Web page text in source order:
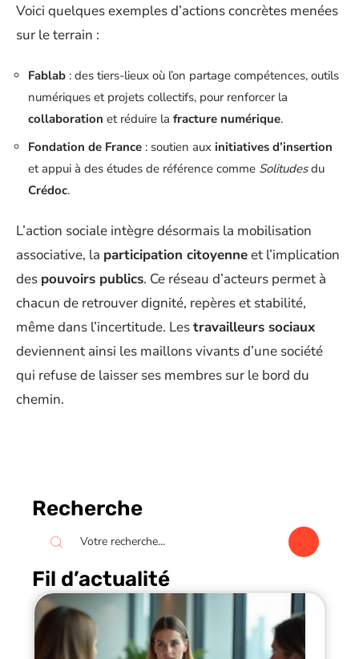
Voici quelques exemples d’actions concrètes menées
sur le terrain :
Fablab : des tiers-lieux où l’on partage compétences, outils
numériques et projets collectifs, pour renforcer la
collaboration et réduire la fracture numérique.
Fondation de France : soutien aux initiatives d’insertion
et appui à des études de référence comme Solitudesdu
Crédoc.
L’action sociale intègre désormais la mobilisation
associative, la participation citoyenneet l’implication
des pouvoirs publics. Ce réseau d’acteurs permet à
chacun de retrouver dignité, repères et stabilité,
même dans l’incertitude. Lestravailleurs sociaux
deviennent ainsi les maillons vivants d’une société
qui refuse de laisser ses membres sur le bord du
chemin.
Recherche
Fil d’actualité